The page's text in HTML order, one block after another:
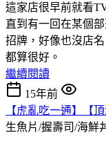
這家店很早前就看
直到有一回在某個
招牌，好像也沒店
都算很好。
繼續閱讀
15年前
【虎亂吃一通】【
生魚片/握壽司/海鮮